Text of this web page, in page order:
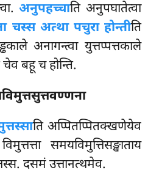
अनुपहच्चाति अनुपघातेत्वा
चस्स अत्था पचुरा होन्तीति
अनागन्त्वा युत्तप्पत्तकाले
बहू च होन्ति.
ति अप्पितप्पितक्खणेयेव
समयविमुत्तिसङ्खाताय
दसमं उत्तानत्थमेव.